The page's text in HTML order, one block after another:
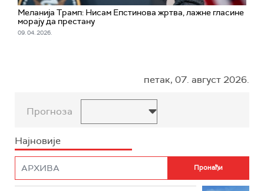
Меланија Трамп: Нисам Епстинова жртва, лажне гласине
морају да престану
09. 04. 2026.
петак, 07. август 2026.
Прогноза
Најновије